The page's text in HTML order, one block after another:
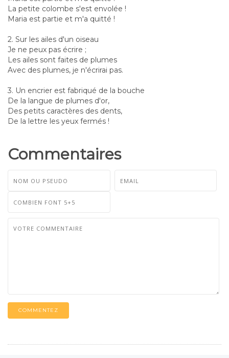
La petite colombe s'est envolée !
Maria est partie et m'a quitté !
2. Sur les ailes d'un oiseau
Je ne peux pas écrire ;
Les ailes sont faites de plumes
Avec des plumes, je n'écrirai pas.
3. Un encrier est fabriqué de la bouche
De la langue de plumes d'or,
Des petits caractères des dents,
De la lettre les yeux fermés !
Commentaires
COMMENTEZ